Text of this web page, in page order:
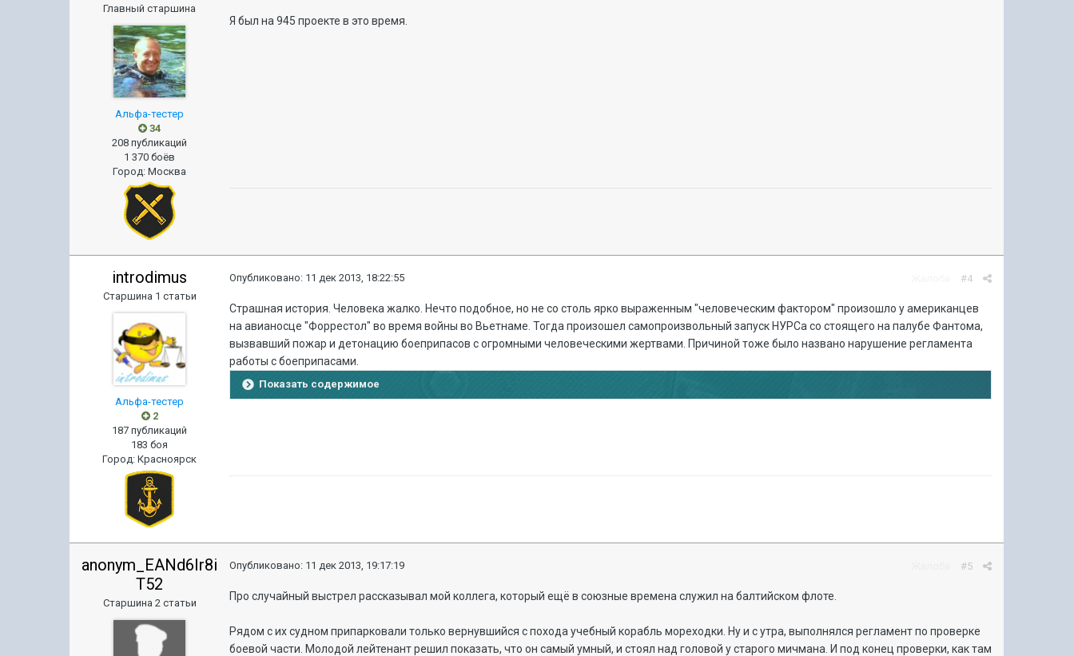
Главный старшина
Альфа-тестер
34
208 публикаций
1 370 боёв
Город:Москва
Я был на 945 проекте в это время.
introdimus
Старшина 1 статьи
Альфа-тестер
2
187 публикаций
183 боя
Город:Красноярск
#4
Опубликовано: 11 дек 2013, 18:22:55
Страшная история. Человека жалко. Нечто подобное, но не со столь ярко выраженным "человеческим фактором" произошло у американцев
на авианосце "Форрестол" во время войны во Вьетнаме. Тогда произошел самопроизвольный запуск НУРСа со стоящего на палубе Фантома,
вызвавший пожар и детонацию боеприпасов с огромными человеческими жертвами. Причиной тоже было названо нарушение регламента
работы с боеприпасами.
Показать содержимое
anonym_EANd6Ir8i
T52
Старшина 2 статьи
#5
Опубликовано: 11 дек 2013, 19:17:19
Про случайный выстрел рассказывал мой коллега, который ещё в союзные времена служил на балтийском флоте.
Рядом с их судном припарковали только вернувшийся с похода учебный корабль мореходки. Ну и с утра, выполнялся регламент по проверке
боевой части. Молодой лейтенант решил показать, что он самый умный, и стоял над головой у старого мичмана. И под конец проверки, как там